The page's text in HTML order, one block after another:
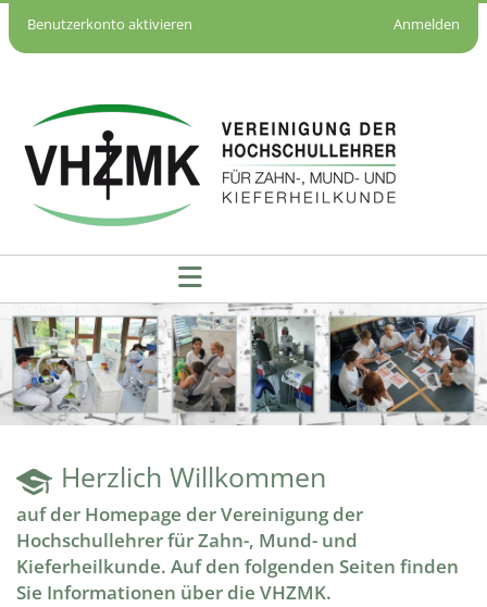
Benutzerkonto aktivieren Anmelden
Startseite - VHZMK
Herzlich Willkommen
auf der Homepage der Vereinigung der
Hochschullehrer für Zahn-, Mund- und
Kieferheilkunde. Auf den folgenden Seiten finden
Sie Informationen über die VHZMK.